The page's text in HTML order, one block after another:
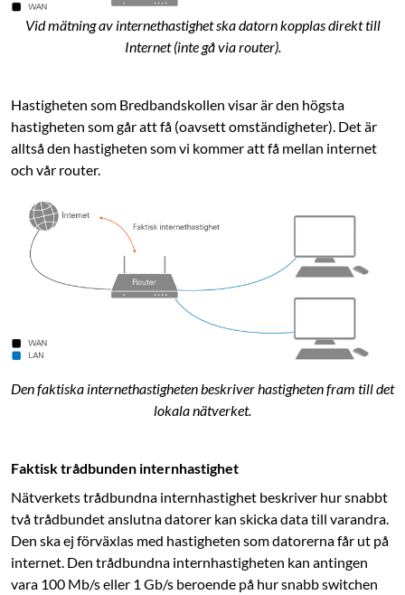
Vid mätning av internethastighet ska datorn kopplas direkt till
Internet (inte gå via router).
Hastigheten som Bredbandskollen visar är den högsta
hastigheten som går att få (oavsett omständigheter). Det är
alltså den hastigheten som vi kommer att få mellan internet
och vår router.
Den faktiska internethastigheten beskriver hastigheten fram till det
lokala nätverket.
Faktisk trådbunden internhastighet
Nätverkets trådbundna internhastighet beskriver hur snabbt
två trådbundet anslutna datorer kan skicka data till varandra.
Den ska ej förväxlas med hastigheten som ­datorerna får ut på
internet. Den trådbundna internhastigheten kan antingen
vara 100 Mb/s eller 1 Gb/s beroende på hur snabb switchen